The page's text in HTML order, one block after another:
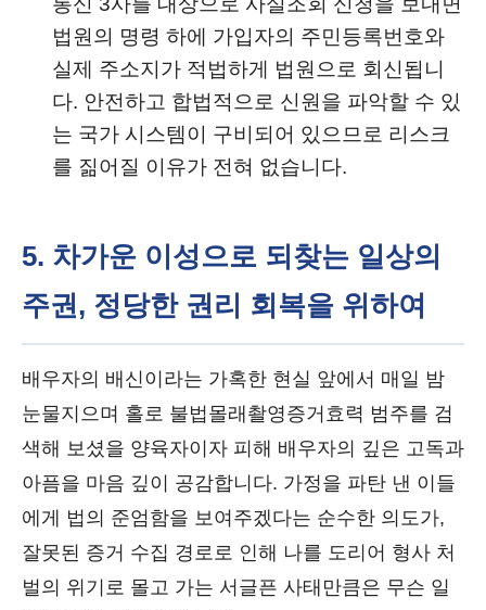
법원의 명령 하에 가입자의 주민등록번호와
실제 주소지가 적법하게 법원으로 회신됩니
다. 안전하고 합법적으로 신원을 파악할 수 있
는 국가 시스템이 구비되어 있으므로 리스크
를 짊어질 이유가 전혀 없습니다.
5. 차가운 이성으로 되찾는 일상의
주권, 정당한 권리 회복을 위하여
배우자의 배신이라는 가혹한 현실 앞에서 매일 밤
눈물지으며 홀로 불법몰래촬영증거효력 범주를 검
색해 보셨을 양육자이자 피해 배우자의 깊은 고독과
아픔을 마음 깊이 공감합니다. 가정을 파탄 낸 이들
에게 법의 준엄함을 보여주겠다는 순수한 의도가,
잘못된 증거 수집 경로로 인해 나를 도리어 형사 처
벌의 위기로 몰고 가는 서글픈 사태만큼은 무슨 일